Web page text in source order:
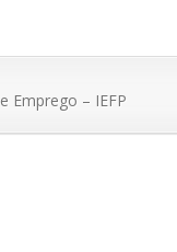
Emprego – IEFP